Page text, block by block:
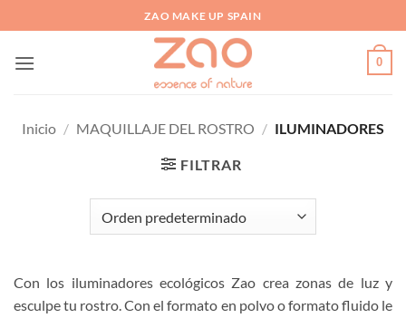
al
contenido
ZAO MAKE UP SPAIN
0
Inicio / MAQUILLAJE DEL ROSTRO / ILUMINADORES
FILTRAR
Con los iluminadores ecológicos Zao crea zonas de luz y
esculpe tu rostro. Con el formato en polvo o formato fluido le